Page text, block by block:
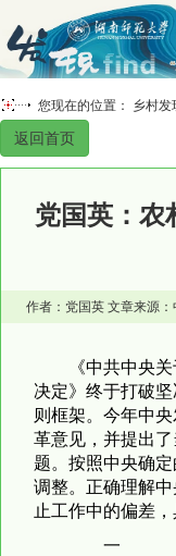
您现在的位置： 乡村发
返回首页
党国英：农
作者：党国英 文章来源
《中共中央
决定》终于打破
则框架。今年中
革意见，并提出
题。按照中央确
调整。正确理解
止工作中的偏差，
一